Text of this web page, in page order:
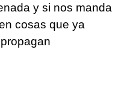
y si nos manda
cosas que ya